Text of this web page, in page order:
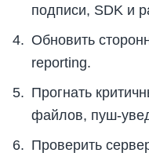
подписи, SDK и
Обновить
reporting.
Прогнать
файлов, пуш-
Проверить